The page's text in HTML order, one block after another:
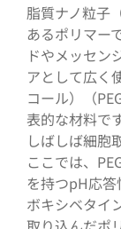
脂質ナノ粒子
あるポリマー
ドやメッセン
アとして広く
コール）（
表的な材料で
しばしば細胞
ここでは、
を持つpH応
ボキシベタイ